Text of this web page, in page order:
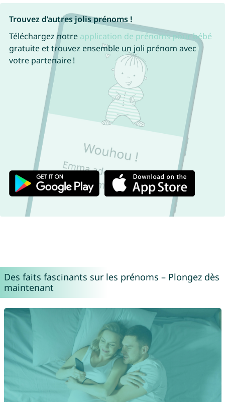
Trouvez d’autres jolis prénoms !
Téléchargez notre application de prénoms pour bébé
gratuite et trouvez ensemble un joli prénom avec
votre partenaire !
Des faits fascinants sur les prénoms – Plongez dès
maintenant